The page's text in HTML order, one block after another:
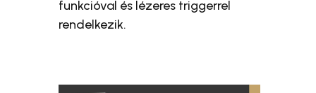
funkcióval és lézeres triggerrel
rendelkezik.